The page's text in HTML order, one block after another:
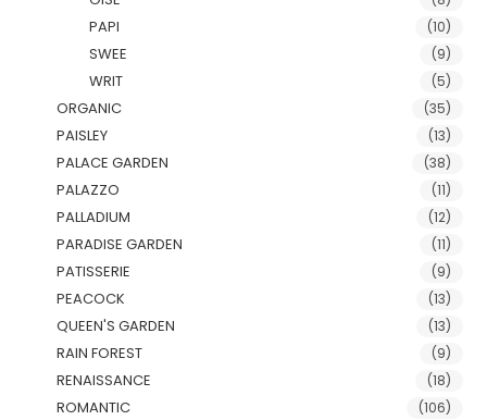
PAPI (10)
SWEE (9)
WRIT (5)
ORGANIC (35)
PAISLEY (13)
PALACE GARDEN (38)
PALAZZO (11)
PALLADIUM (12)
PARADISE GARDEN (11)
PATISSERIE (9)
PEACOCK (13)
QUEEN'S GARDEN (13)
RAIN FOREST (9)
RENAISSANCE (18)
ROMANTIC (106)